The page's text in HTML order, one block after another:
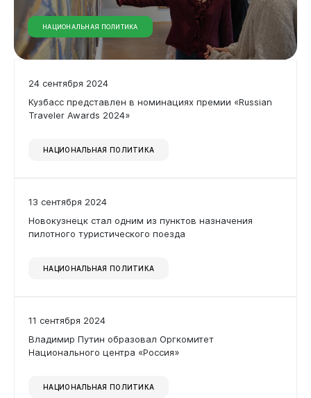
НАЦИОНАЛЬНАЯ ПОЛИТИКА
24 сентября 2024
Кузбасс представлен в номинациях премии «Russian
Traveler Awards 2024»
НАЦИОНАЛЬНАЯ ПОЛИТИКА
13 сентября 2024
Новокузнецк стал одним из пунктов назначения
пилотного туристического поезда
НАЦИОНАЛЬНАЯ ПОЛИТИКА
11 сентября 2024
Владимир Путин образовал Оргкомитет
Национального центра «Россия»
НАЦИОНАЛЬНАЯ ПОЛИТИКА